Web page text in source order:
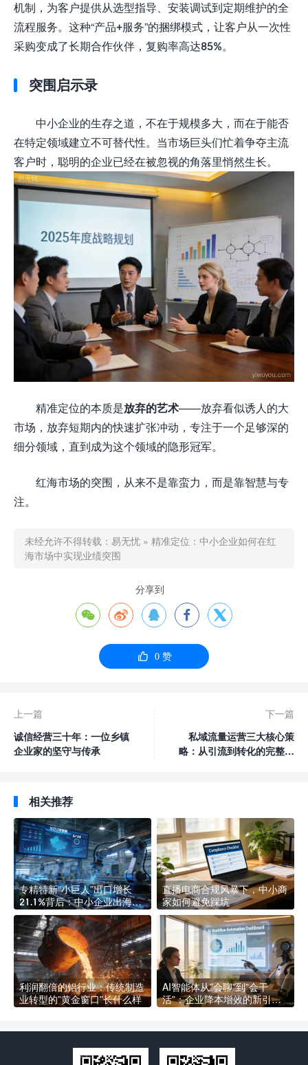
机制，为客户提供从选型指导、安装调试到定期维护的全
流程服务。这种“产品+服务”的捆绑模式，让客户从一次性
采购变成了长期合作伙伴，复购率高达85%。
突围启示录
中小企业的生存之道，不在于规模多大，而在于能否
在特定领域建立不可替代性。当市场巨头们忙着争夺主流
客户时，聪明的企业已经在被忽视的角落里悄然生长。
精准定位的本质是放弃的艺术——放弃看似诱人的大
市场，放弃短期内的快速扩张冲动，专注于一个足够深的
细分领域，直到成为这个领域的隐形冠军。
红海市场的突围，从来不是靠蛮力，而是靠智慧与专
注。
未经允许不得转载： 易无忧 » 精准定位：中小企业如何在红
海市场中实现业绩突围
分享到
    
 0赞
上一篇
诚信经营三十年：一位乡镇
企业家的坚守与传承
下一篇
私域流量运营三大核心策
略：从引流到转化的完整闭
相关推荐
专精特新“小巨人”出口增长
21.1%背后：中小企业出海的
四道合规硬门槛
直播电商合规风暴下，中小商
家如何避免踩坑
利润翻倍的铝行业：传统制造
业转型的”黄金窗口”长什么样
AI智能体从”会聊”到”会干
活”：企业降本增效的新引擎